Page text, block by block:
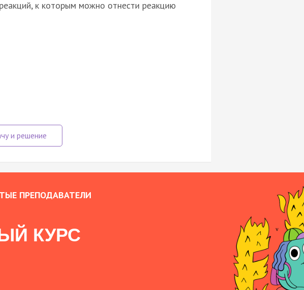
к которым можно отнести реакцию
ПРЕПОДАВАТЕЛИ
КУРС